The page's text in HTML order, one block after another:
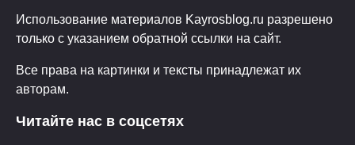
Использование материалов Kayrosblog.ru разрешено
только с указанием обратной ссылки на сайт.
Все права на картинки и тексты принадлежат их
авторам.
Читайте нас в соцсетях